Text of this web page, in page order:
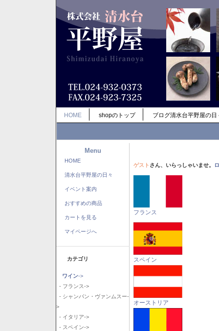
HOME shopのトップ ブログ清水台平野屋の日
Menu
HOME
清水台平野屋の日々
イベント案内
おすすめの商品
カートを見る
マイページへ
カテゴリ
ワイン->
- フランス->
- シャンパン・ヴァンムスー-
>
- イタリア->
- スペイン->
ゲスト さん、いらっしゃいませ。
フランス
スペイン
オーストリア